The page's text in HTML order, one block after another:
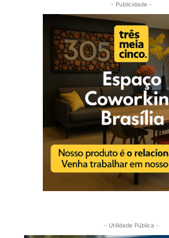
- Publicidade -
- Utilidade Pública -